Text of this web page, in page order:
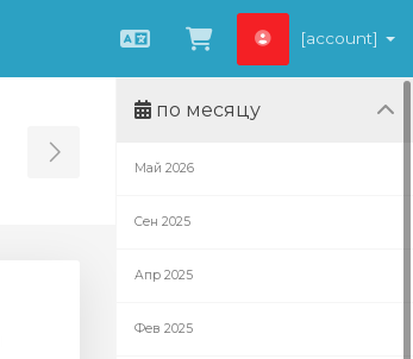
РусскийПросмотр
[account]
Toggle Sidebar
по месяцу
Май 2026
Сен 2025
Апр 2025
Фев 2025